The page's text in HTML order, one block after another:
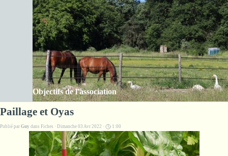
Aller au contenu
Les Amis de la ferme des Clos
Sauter le menu
Objectifs de l'association
Paillage et Oyas
Publié par Guy dans Fiches · Dimanche 03 Avr 2022 · 1:00